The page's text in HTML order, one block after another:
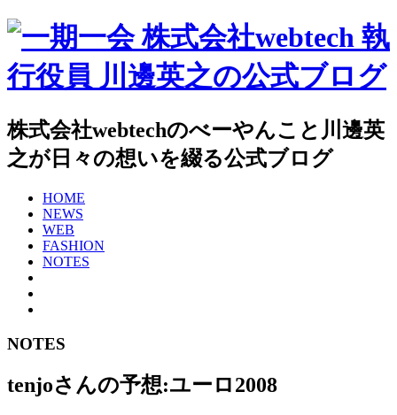
株式会社webtechのべーやんこと川邊英
之が日々の想いを綴る公式ブログ
HOME
NEWS
WEB
FASHION
NOTES
NOTES
tenjoさんの予想:ユーロ2008